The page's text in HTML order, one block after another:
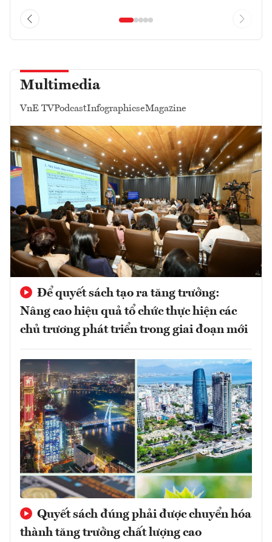
Multimedia
VnE TVPodcastInfographicseMagazine
Để quyết sách tạo ra tăng trưởng:
Nâng cao hiệu quả tổ chức thực hiện các
chủ trương phát triển trong giai đoạn mới
Quyết sách đúng phải được chuyển hóa
thành tăng trưởng chất lượng cao